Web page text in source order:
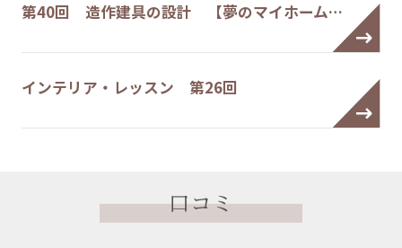
第40回 造作建具の設計 【夢のマイホーム…
インテリア・レッスン 第26回
口コミ